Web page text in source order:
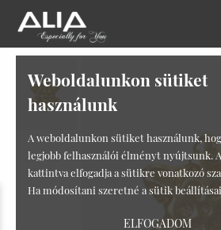
Weboldalunkon sütiket
használunk
A weboldalunkon sütiket használunk,
legjobb felhasználói élményt nyújtsunk.
kattintva elfogadja a sütikre vonatkozó
Ha módosítani szeretné a sütik
ELFOGADOM